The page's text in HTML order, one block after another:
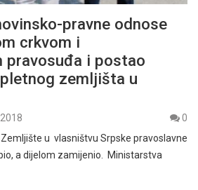
pravne odnose
crkvom i
pravosuđa i postao
zemljišta u
0
u vlasništvu Srpske pravoslavne
a dijelom zamijenio. Ministarstva